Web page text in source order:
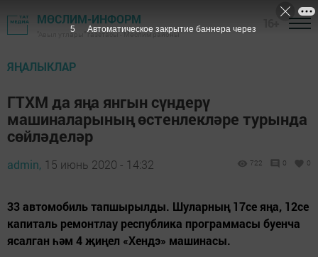
МӨСЛИМ-ИНФОРМ
"Авыл утлары" газетасы - Мөслим районы
ЯҢАЛЫКЛАР
ГТХМ да яңа янгын сүндерү
машиналарының өстенлекләре турында
сөйләделәр
admin, 15 июнь 2020 - 14:32 722 0 0
33 автомобиль тапшырылды. Шуларның 17се яңа, 12се
капиталь ремонтлау республика программасы буенча
ясалган һәм 4 җиңел «Хендэ» машинасы.
4 Автоматическое закрытие баннера через